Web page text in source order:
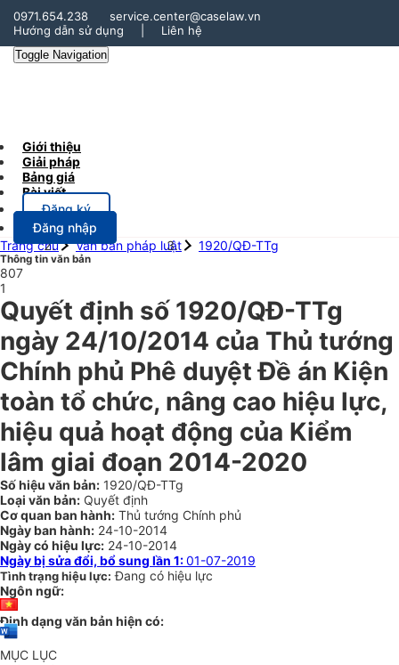
0971.654.238
service.center@caselaw.vn
Hướng dẫn sử dụng
Liên hệ
Toggle Navigation
Giới thiệu
Giải pháp
Bảng giá
Bài viết
Đăng ký
Đăng nhập
Trang chủ
Văn bản pháp luật 1920/QĐ-TTg
Thông tin văn bản
807
1
Quyết định số 1920/QĐ-TTg
ngày 24/10/2014 của Thủ tướng
Chính phủ Phê duyệt Đề án Kiện
toàn tổ chức, nâng cao hiệu lực,
hiệu quả hoạt động của Kiểm
lâm giai đoạn 2014-2020
Số hiệu văn bản: 1920/QĐ-TTg
Loại văn bản: Quyết định
Cơ quan ban hành: Thủ tướng Chính phủ
Ngày ban hành: 24-10-2014
Ngày có hiệu lực: 24-10-2014
Ngày bị sửa đổi, bổ sung lần 1:01-07-2019
Tình trạng hiệu lực: Đang có hiệu lực
Ngôn ngữ:
Định dạng văn bản hiện có:
MỤC LỤC